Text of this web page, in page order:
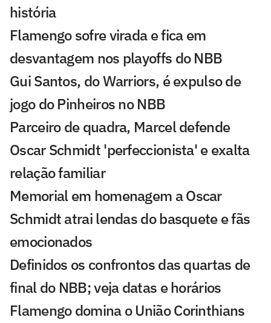
história
Flamengo sofre virada e fica em
desvantagem nos playoffs do NBB
Gui Santos, do Warriors, é expulso de
jogo do Pinheiros no NBB
Parceiro de quadra, Marcel defende
Oscar Schmidt 'perfeccionista' e exalta
relação familiar
Memorial em homenagem a Oscar
Schmidt atrai lendas do basquete e fãs
emocionados
Definidos os confrontos das quartas de
final do NBB; veja datas e horários
Flamengo domina o União Corinthians